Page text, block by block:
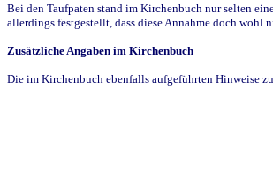
Bei den Taufpaten stand im Kirchenbuch nur selten
allerdings festgestellt, dass diese Annahme doch wohl
Zusätzliche Angaben im Kirchenbuch
Die im Kirchenbuch ebenfalls aufgeführten Hinweise